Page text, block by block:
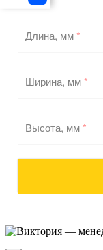
Длина, мм*
Ширина, мм*
Высота, мм*